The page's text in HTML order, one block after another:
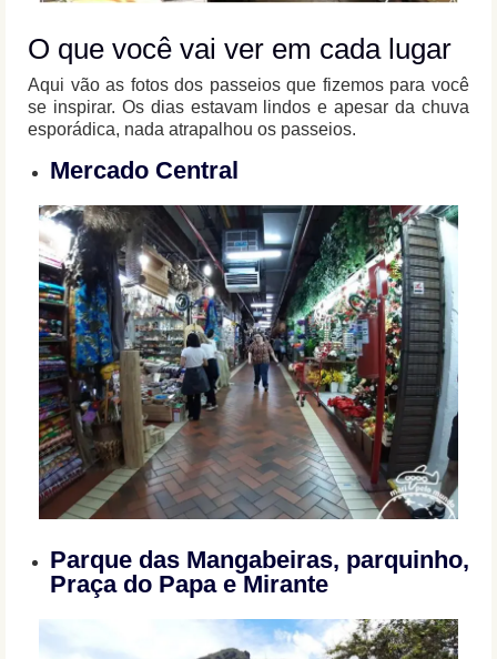
O que você vai ver em cada lugar
Aqui vão as fotos dos passeios que fizemos para você
se inspirar. Os dias estavam lindos e apesar da chuva
esporádica, nada atrapalhou os passeios.
Mercado Central
Parque das Mangabeiras, parquinho,
Praça do Papa e Mirante